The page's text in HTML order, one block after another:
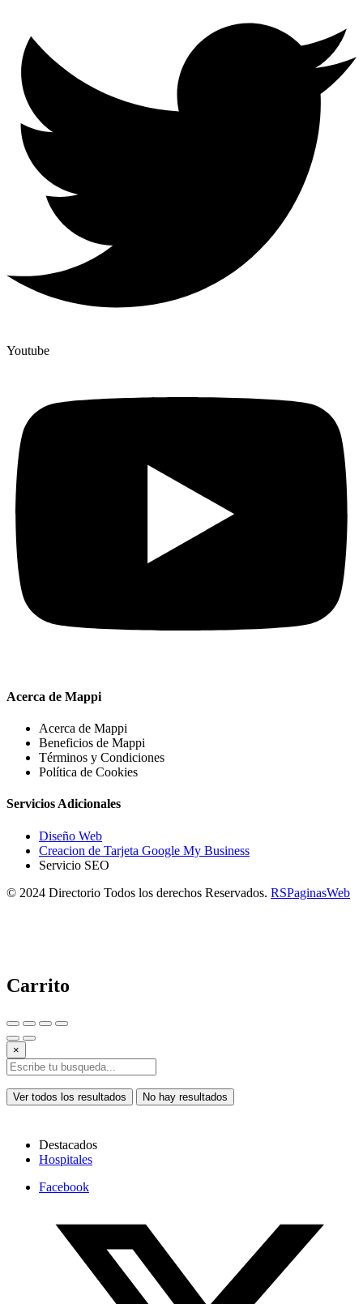
Youtube
Acerca de Mappi
Acerca de Mappi
Beneficios de Mappi
Términos y Condiciones
Política de Cookies
Servicios Adicionales
Diseño Web
Creacion de Tarjeta Google My Business
Servicio SEO
© 2024 Directorio Todos los derechos Reservados. RSPaginasWeb
Carrito
×
Ver todos los resultados No hay resultados
Destacados
Hospitales
Facebook